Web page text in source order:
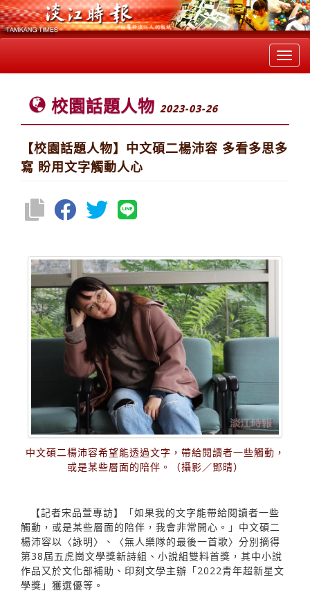
校園話題人物 2023-03-26
【校園話題人物】中文碩二楊沛容 多看多思多
寫 盼用文字觸動人心
中文碩二楊沛容希望能透過文字，帶給閱讀者一些觸動，
或是某些層面的陪伴。（攝影／鄧晴）
【記者宋品萱專訪】「如果我的文字能帶給閱讀者一些
觸動，或是某些層面的陪伴，我會非常開心。」中文碩二
楊沛容以〈詠明〉、〈無人樂隊的最後一首歌〉分別摘得
第38屆五虎崗文學獎新詩組、小說組雙料首獎，其中小說
作品又於文化部補助、印刻文學主辦「2022青年超新星文
學獎」獲選優等。